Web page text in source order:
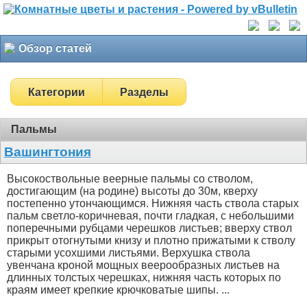
Обзор статей
Категории Разделы
Пальмы
Вашингтония
Высокоствольные веерные пальмы со стволом,
достигающим (на родине) высоты до 30м, кверху
постепенно утончающимся. Нижняя часть ствола старых
пальм светло-коричневая, почти гладкая, с небольшими
поперечными рубцами черешков листьев; вверху ствол
прикрыт отогнутыми книзу и плотно прижатыми к стволу
старыми усохшими листьями. Верхушка ствола
увенчана кроной мощных веерообразных листьев на
длинных толстых черешках, нижняя часть которых по
краям имеет крепкие крючковатые шипы. ...